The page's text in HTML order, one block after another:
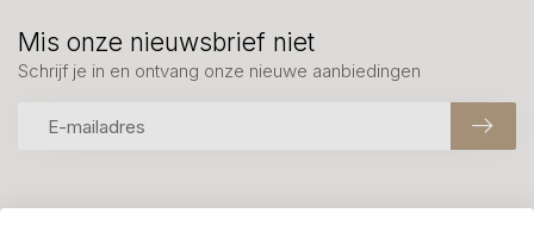
Mis onze nieuwsbrief niet
Schrijf je in en ontvang onze nieuwe aanbiedingen